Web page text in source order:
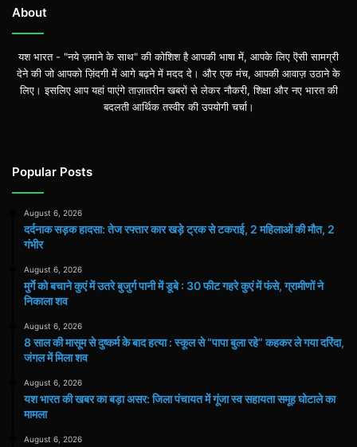
About
यश भारत - "नये ज़माने के साथ" की कोशिश है आपकी भाषा में, आपके लिए ऎसी सामग्री
देने की जो आपको ज़िंदगी में आगे बढ़ने में मदद दे। और एक मंच, आपकी आवाज़ उठाने के
लिए। इसलिए आप यहां पाएंगे ताज़ातरीन खबरों से लेकर नौकरी, शिक्षा और नए भारत की
बदलती आर्थिक तस्वीर की उपयोगी चर्चा।
Popular Posts
August 6, 2026
दर्दनाक सड़क हादसा: तेज रफ्तार कार खड़े ट्रक से टकराई, 2 महिलाओं की मौत, 2
गंभीर
August 6, 2026
मुर्गे को बचाने कुएं में उतरे बुजुर्ग पानी में डूबे : 30 फीट गहरे कुएं में फंसे, ग्रामीणों ने
निकाला शव
August 6, 2026
8 साल की मासूम से दुष्कर्म के बाद हत्या : स्कूल से “पापा बुला रहे” कहकर ले गया दरिंदा,
जंगल में मिला शव
August 6, 2026
यश भारत की खबर का बड़ा असर: जिला पंचायत में गूंजा स्व सहायता समूह घोटाले का
मामला
August 6, 2026